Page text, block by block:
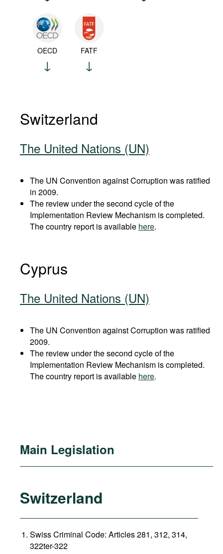
OECD FATF
Switzerland
The United Nations (UN)
The UN Convention against Corruption was ratified
in 2009.
The review under the second cycle of the
Implementation Review Mechanism is completed.
The country report is available here.
Cyprus
The United Nations (UN)
The UN Convention against Corruption was ratified
2009.
The review under the second cycle of the
Implementation Review Mechanism is completed.
The country report is available here.
Main Legislation
Switzerland
Swiss Criminal Code: Articles 281, 312, 314,
322ter-322